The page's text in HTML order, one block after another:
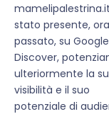
stato presente,
passato, su Google
Discover,
ulteriormente la
visibilità e il suo
potenziale di